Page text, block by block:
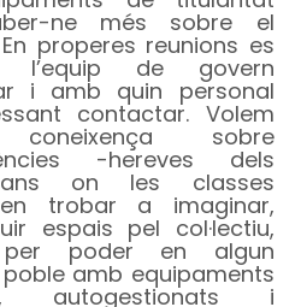
ne més sobre el
properes reunions es
l’equip de govern
i amb quin personal
contactar. Volem
sobre
-hereves dels
on les classes
trobar a imaginar,
espais pel col·lectiu,
poder en algun
amb equipaments
autogestionats i